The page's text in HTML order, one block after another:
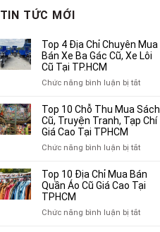
là:
3,800,000₫.
2,500,000₫.
TIN TỨC MỚI
Top 4 Địa Chỉ Chuyên Mua
Bán Xe Ba Gác Cũ, Xe Lôi
Cũ Tại TP.HCM
Chức năng bình luận bị tắtở
4
Địa
Xe
Ba
Cũ,
Top 10 Chỗ Thu Mua Sách
Cũ, Truyện Tranh, Tạp Chí
Giá Cao Tại TPHCM
Chức năng bình luận bị tắtở
10
Chỗ
Top 10 Địa Chỉ Mua Bán
Quần Áo Cũ Giá Cao Tại
TPHCM
Chức năng bình luận bị tắtở